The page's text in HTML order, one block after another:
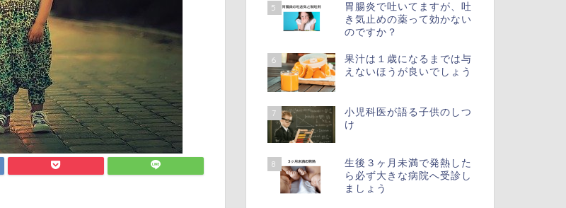
5
胃腸炎で吐いてますが、吐
き気止めの薬って効かない
のですか？
6
果汁は１歳になるまでは与
えないほうが良いでしょう
7
小児科医が語る子供のしつ
け
8
生後３ヶ月未満で発熱した
ら必ず大きな病院へ受診し
ましょう